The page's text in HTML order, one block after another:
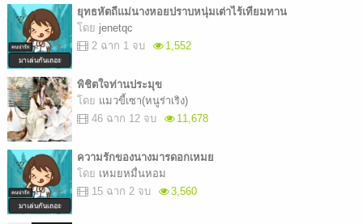
ยุทธหัตถีแม่นางหอยปราบหนุ่มเต่าไร้เทียมทาน
โดย jenetqc
2 ฉาก 1 จบ
1,552
พิชิตใจท่านประมุข
โดย แมวขี้เซา(หนูร่าเริง)
46 ฉาก 12 จบ
11,678
ความรักของนางมารดอกเหมย
โดย เหมยหมื่นหอม
15 ฉาก 2 จบ
3,560